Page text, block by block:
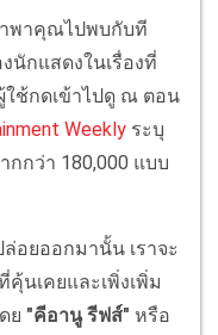
ำพาคุณไปพบกับที
นักแสดงในเรื่องที่
ใช้กดเข้าไปดู ณ ตอน
Weekly ระบุ
กกว่า 180,000 แบบ
อยออกมานั้น เราจะ
นเคยและเพิ่งเพิ่ม
ย "คีอานู รีฟส์" หรือ